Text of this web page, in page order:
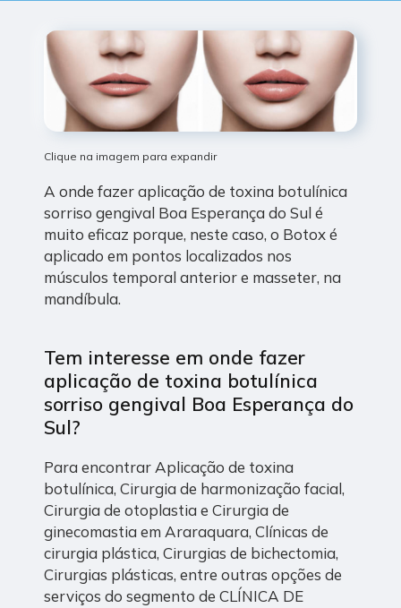
Clique na imagem para expandir
A onde fazer aplicação de toxina botulínica
sorriso gengival Boa Esperança do Sul é
muito eficaz porque, neste caso, o Botox é
aplicado em pontos localizados nos
músculos temporal anterior e masseter, na
mandíbula.
Tem interesse em onde fazer
aplicação de toxina botulínica
sorriso gengival Boa Esperança do
Sul?
Para encontrar Aplicação de toxina
botulínica, Cirurgia de harmonização facial,
Cirurgia de otoplastia e Cirurgia de
ginecomastia em Araraquara, Clínicas de
cirurgia plástica, Cirurgias de bichectomia,
Cirurgias plásticas, entre outras opções de
serviços do segmento de CLÍNICA DE